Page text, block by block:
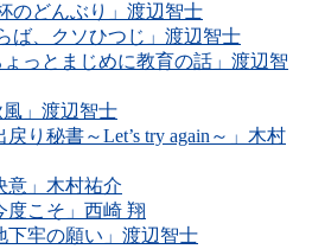
のどんぶり」渡辺智士
ば、クソひつじ」渡辺智士
ょっとまじめに教育の話」渡辺智
風」渡辺智士
戻り秘書～Let’s try again～」木村
意」木村祐介
度こそ」西崎 翔
下牢の願い」渡辺智士